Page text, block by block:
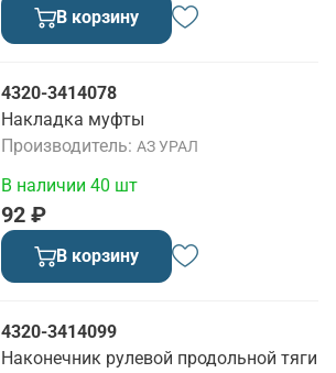
В корзину
4320-3414078
Накладка муфты
Производитель АЗ УРАЛ
92 ₽
В наличии 40 шт
В корзину
4320-3414099
Наконечник рулевой продольной тяги